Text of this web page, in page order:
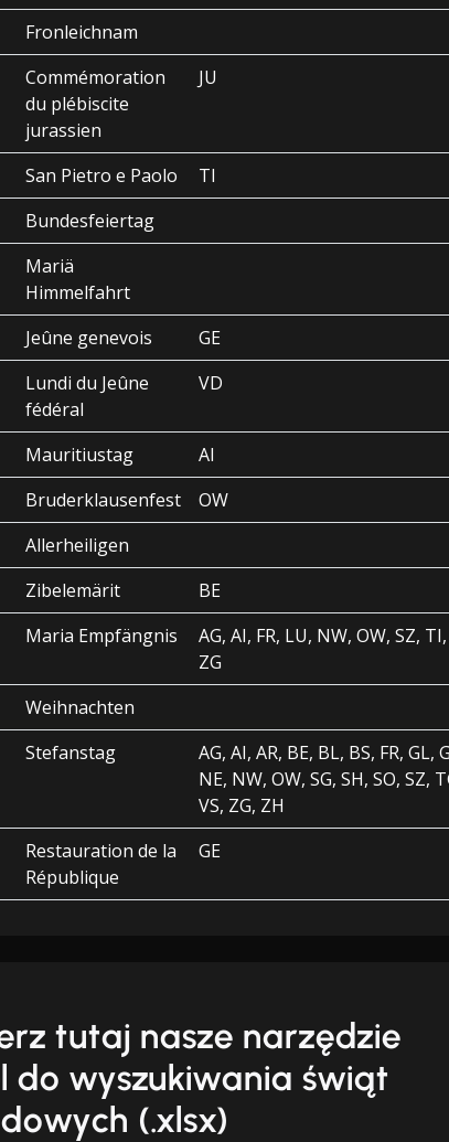
Fronleichnam
Commémoration
du plébiscite
jurassien
JU
San Pietro e Paolo
TI
Bundesfeiertag
Mariä
Himmelfahrt
Jeûne genevois
GE
Lundi du Jeûne
fédéral
VD
Mauritiustag
AI
Bruderklausenfest
OW
Allerheiligen
Zibelemärit
BE
Maria Empfängnis
AG, AI, FR, LU, NW, OW, SZ,
ZG
Weihnachten
Stefanstag
AG, AI, AR, BE, BL, BS, FR, GL,
NE, NW, OW, SG, SH, SO, SZ,
VS, ZG, ZH
Restauration de la
République
GE
tutaj nasze narzędzie
do wyszukiwania świąt
(.xlsx)